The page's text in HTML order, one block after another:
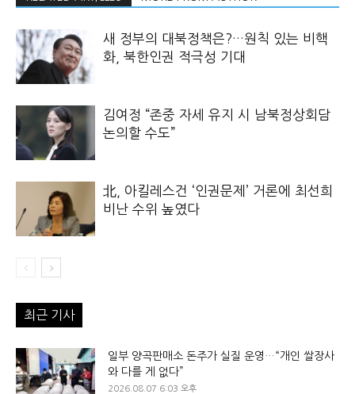
새 정부의 대북정책은?…원칙 있는 비핵
화, 북한인권 적극성 기대
김여정 “존중 자세 유지 시 남북정상회담
논의할 수도”
北, 아킬레스건 ‘인권문제’ 거론에 최선희
비난 수위 높였다
최근 기사
일부 양곡판매소 돈주가 실질 운영…“개인 쌀장사
와 다를 게 없다”
2026.08.07 6:03 오후